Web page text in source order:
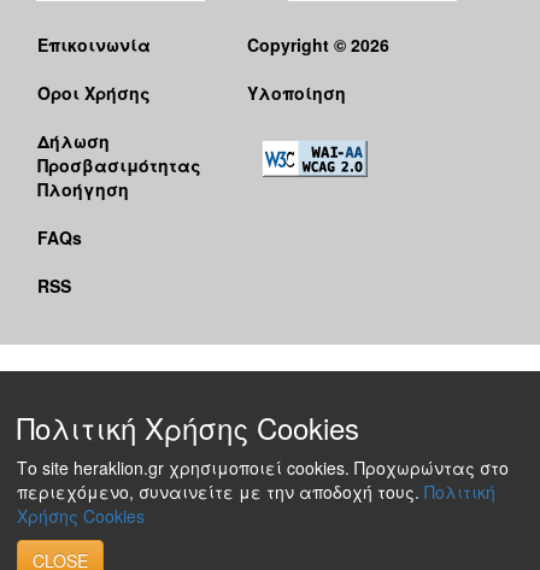
Επικοινωνία
Όροι Χρήσης
Δήλωση
Προσβασιμότητας
Πλοήγηση
FAQs
RSS
Copyright © 2026
Υλοποίηση
Πολιτική Χρήσης Cookies
Το site heraklion.gr χρησιμοποιεί cookies. Προχωρώντας στο
περιεχόμενο, συναινείτε με την αποδοχή τους. Πολιτική
Χρήσης Cookies
CLOSE